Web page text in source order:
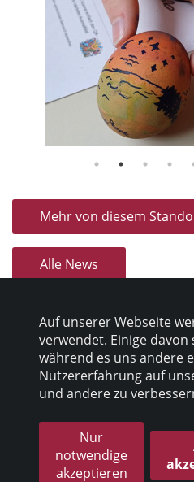
Mehr von diesem
Alle News
© 2026 inter pares
Datenschutz|
Auf unserer Webseite
verwendet. Einige
während es uns andere
Nutzererfahrung auf
und andere zu
Nur
notwendige
akzeptieren